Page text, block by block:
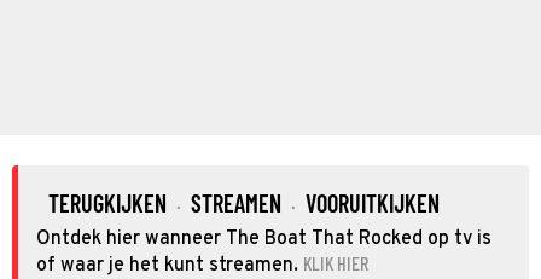
TERUGKIJKEN · STREAMEN · VOORUITKIJKEN
Ontdek hier wanneer The Boat That Rocked op tv is
of waar je het kunt streamen. KLIK HIER